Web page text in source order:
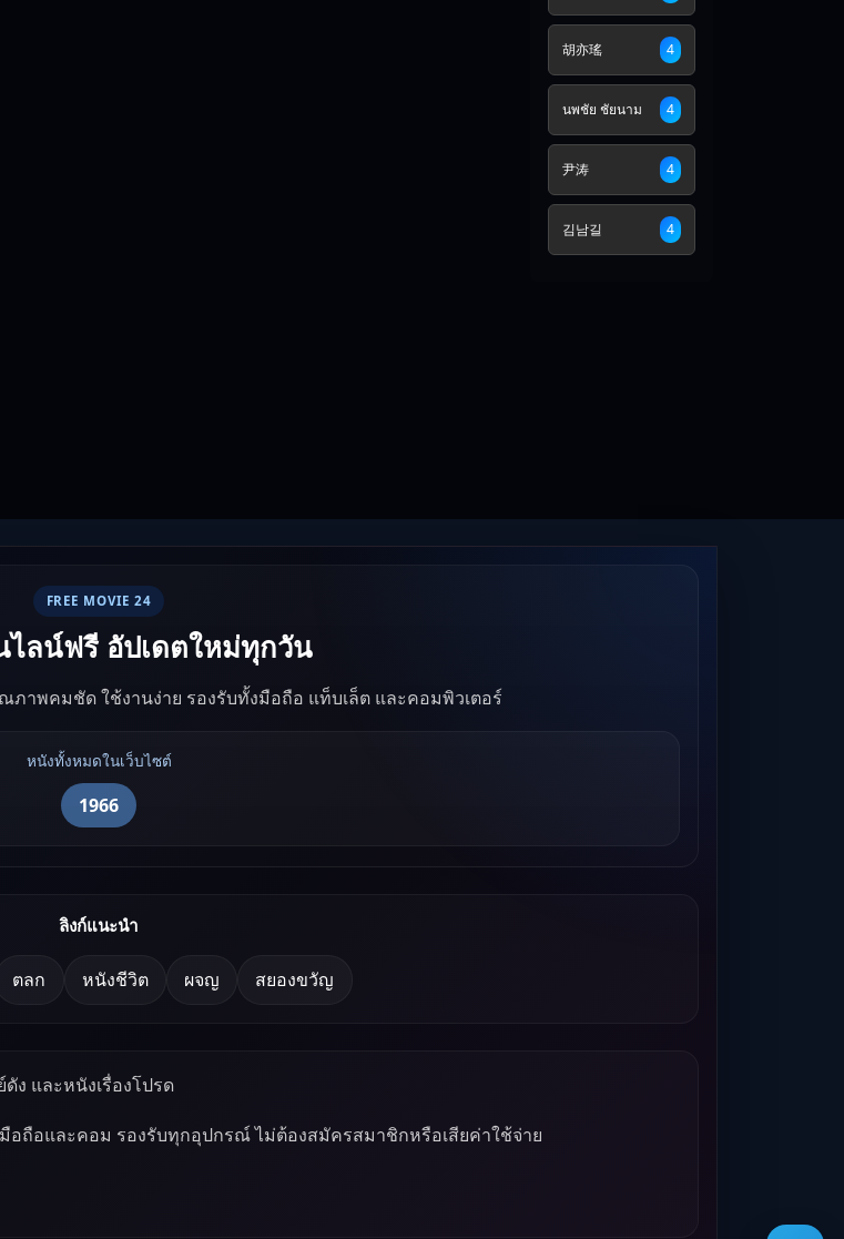
胡亦瑤 4
นพชัย ชัยนาม 4
尹涛 4
김남길 4
FREE MOVIE 24
ลน์ฟรี อัปเดตใหม่ทุกวัน
ภาพคมชัด ใช้งานง่าย รองรับทั้งมือถือ แท็บเล็ต และคอมพิวเตอร์
หนังทั้งหมดในเว็บไซต์
1966
ลิงก์แนะนำ
ตลก หนังชีวิต ผจญ สยองขวัญ
ง และหนังเรื่องโปรด
ถือและคอม รองรับทุกอุปกรณ์ ไม่ต้องสมัครสมาชิกหรือเสียค่าใช้จ่าย